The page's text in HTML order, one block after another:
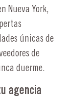
Nueva York,
únicas de
de
duerme.
agencia